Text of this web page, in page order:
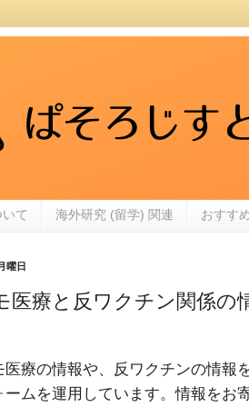
て 海外研究 (留学) 関連 おすす
曜日
医療と反ワクチン関係の
療の情報や、反ワクチンの情報
ムを運用しています。情報をお